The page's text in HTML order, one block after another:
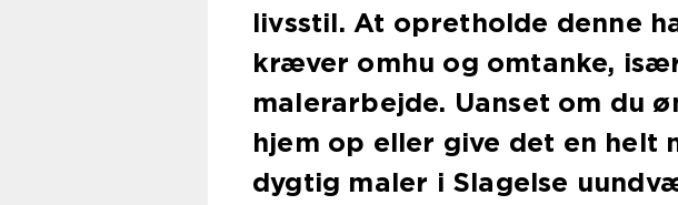
livsstil. At opretholde denne
kræver omhu og omtanke,
malerarbejde. Uanset om du
hjem op eller give det en helt
dygtig maler i Slagelse